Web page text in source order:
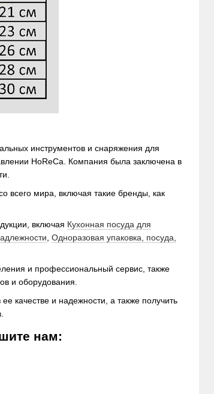
инструментов и снаряжения для
HoReCa. Компания была заключена в
всего мира, включая такие бренды, как
включая Кухонная посуда для
Одноразовая упаковка, посуда,
и профессиональный сервис, также
и оборудования.
качестве и надежности, а также получить
нам: